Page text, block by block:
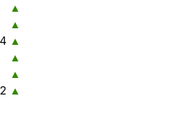
▲
▲
▲
▲
▲
▲